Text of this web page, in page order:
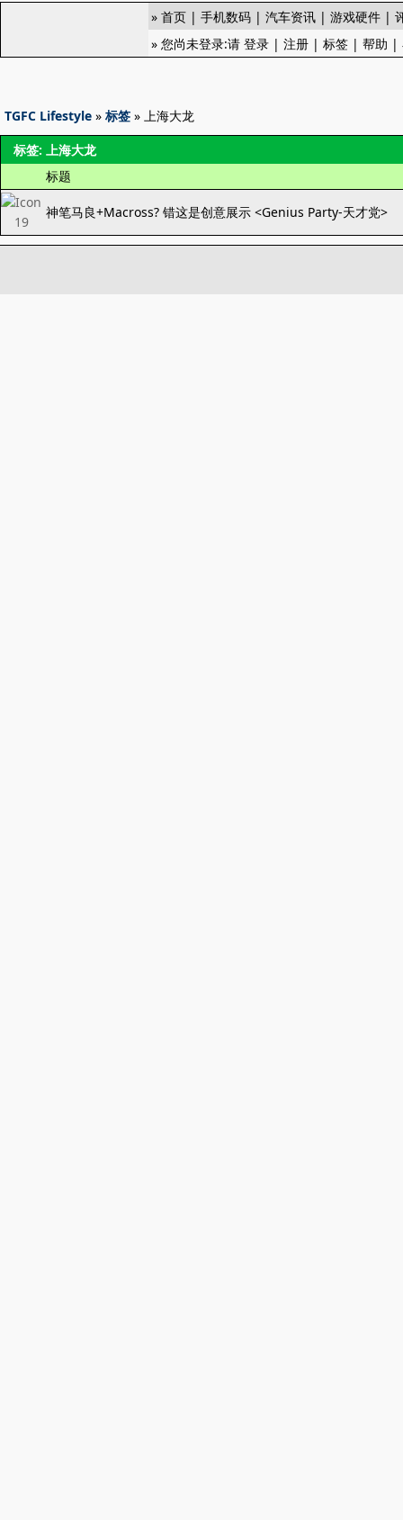
» 首页 | 手机数码 | 汽车资讯 | 游戏硬件 |
» 您尚未登录:请 登录 | 注册 | 标签 | 帮助 |
TGFC Lifestyle » 标签 » 上海大龙
标签: 上海大龙
标题
神笔马良+Macross? 错这是创意展示 <Genius Party-天才党>